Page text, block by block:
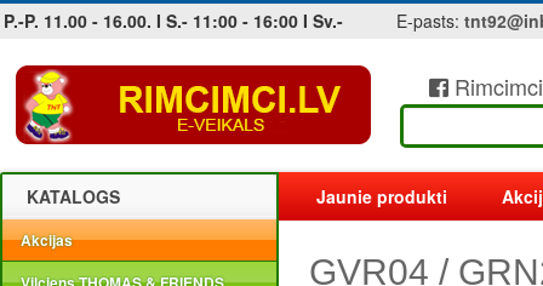
P.-P. 11.00 - 16.00. I S.- 11:00 - 16:00 I Sv.- E-pasts:
Jobs at sea and maritime vacancies
KATALOGS
Akcijas
Jaunie produkti
GVR04 /